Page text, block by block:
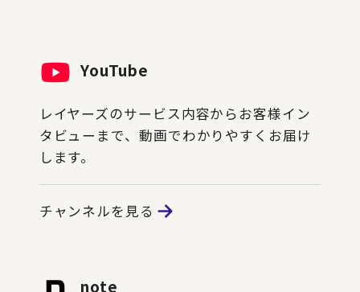
YouTube
レイヤーズのサービス内容からお客様イン
タビューまで、動画でわかりやすくお届け
します。
チャンネルを見る
note